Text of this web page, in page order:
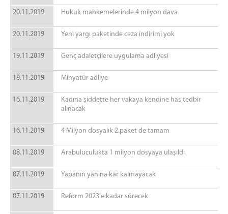
20.11.2019 Hukuk mahkemelerinde 4 milyon dava
20.11.2019 Yeni yargı paketinde ceza indirimi yok
19.11.2019 Genç adaletçilere uygulama adliyesi
18.11.2019 Minyatür adliye
16.11.2019
Kadına şiddette her vakaya kendine has tedbir
alınacak
16.11.2019 4 Milyon dosyalık 2.paket de tamam
08.11.2019 Arabuluculukta 1 milyon dosyaya ulaşıldı
07.11.2019 Yapanın yanına kar kalmayacak
07.11.2019 Reform 2023'e kadar sürecek